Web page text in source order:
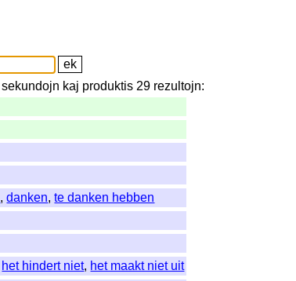
sekundojn kaj produktis 29 rezultojn:
,danken,te danken hebben
het hindert niet, het maakt niet uit